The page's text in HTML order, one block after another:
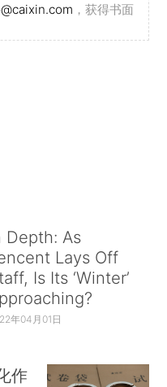
，获得书面
Depth: As
Lays Off
Is Its ‘Winter’
年04月01日
作